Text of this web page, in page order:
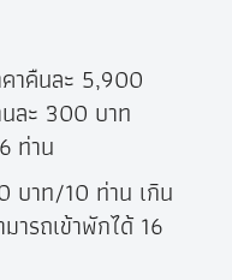
าคืนละ 5,900
ละ 300 บาท
ท่าน
บาท/10 ท่าน เกิน
ารถเข้าพักได้ 16